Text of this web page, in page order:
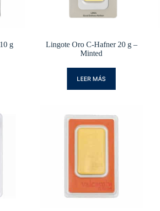
g
Lingote Oro C-Hafner 20 g –
Minted
LEER MÁS